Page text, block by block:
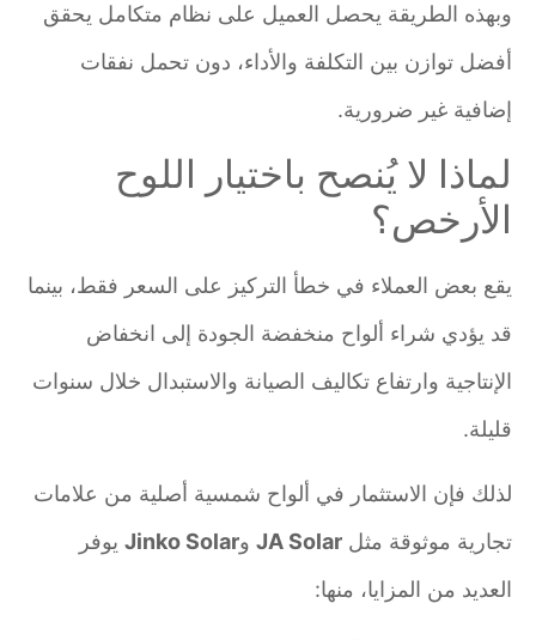
وبهذه الطريقة يحصل العميل على نظام متكامل يحقق
أفضل توازن بين التكلفة والأداء، دون تحمل نفقات
إضافية غير ضرورية.
لماذا لا يُنصح باختيار اللوح
الأرخص؟
يقع بعض العملاء في خطأ التركيز على السعر فقط، بينما
قد يؤدي شراء ألواح منخفضة الجودة إلى انخفاض
الإنتاجية وارتفاع تكاليف الصيانة والاستبدال خلال سنوات
قليلة.
لذلك فإن الاستثمار في ألواح شمسية أصلية من علامات
تجارية موثوقة مثلJA SolarوJinko Solarيوفر
العديد من المزايا، منها: